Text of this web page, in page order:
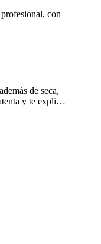
con
de seca,
y te explica